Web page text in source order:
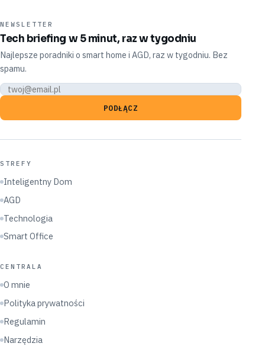
NEWSLETTER
Tech briefing w 5 minut, raz w tygodniu
Najlepsze poradniki o smart home i AGD, raz w tygodniu. Bez
spamu.
PODŁĄCZ
STREFY
Inteligentny Dom
AGD
Technologia
Smart Office
CENTRALA
O mnie
Polityka prywatności
Regulamin
Narzędzia